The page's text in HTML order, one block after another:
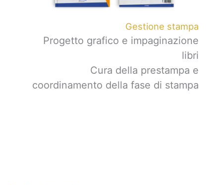
Gestione stampa
Progetto grafico e impaginazione
libri
Cura della prestampa e
coordinamento della fase di stampa